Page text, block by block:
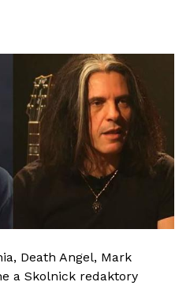
Death Angel, Mark
a Skolnick redaktory